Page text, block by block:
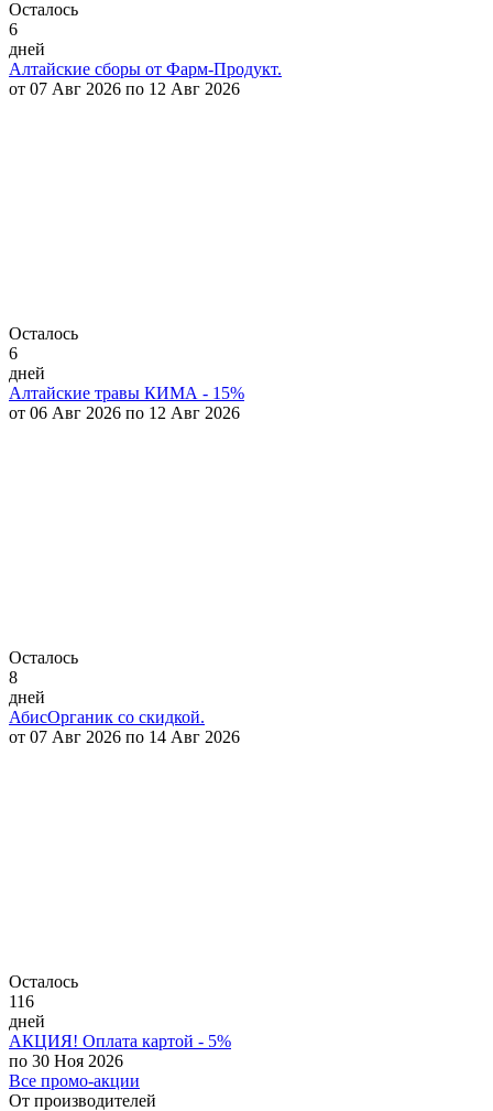
Осталось
6
дней
Алтайские сборы от Фарм-Продукт.
от 07 Авг 2026 по 12 Авг 2026
Осталось
6
дней
Алтайские травы КИМА - 15%
от 06 Авг 2026 по 12 Авг 2026
Осталось
8
дней
АбисОрганик со скидкой.
от 07 Авг 2026 по 14 Авг 2026
Осталось
116
дней
АКЦИЯ! Оплата картой - 5%
по 30 Ноя 2026
Все промо-акции
От производителей